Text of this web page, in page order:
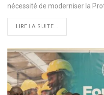
nécessité de moderniser la
LIRE LA SUITE...